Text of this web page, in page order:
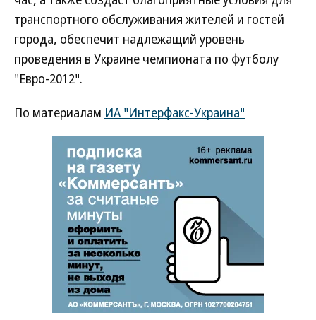
транспортного обслуживания жителей и гостей
города, обеспечит надлежащий уровень
проведения в Украине чемпионата по футболу
"Евро-2012".
По материалам ИА "Интерфакс-Украина"